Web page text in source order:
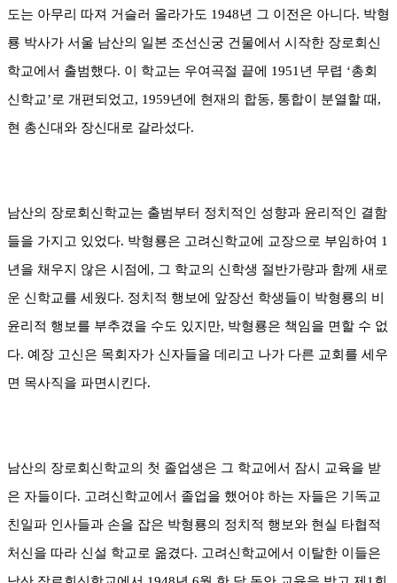
도는 아무리 따져 거슬러 올라가도 1948년 그 이전은 아니다. 박형
룡 박사가 서울 남산의 일본 조선신궁 건물에서 시작한 장로회신
학교에서 출범했다. 이 학교는 우여곡절 끝에 1951년 무렵 ‘총회
신학교’로 개편되었고, 1959년에 현재의 합동, 통합이 분열할 때 ,
현 총신대와 장신대로 갈라섰다.
남산의 장로회신학교는 출범부터 정치적인 성향과 윤리적인 결함
들을 가지고 있었다. 박형룡은 고려신학교에 교장으로 부임하여 1
년을 채우지 않은 시점에 , 그 학교의 신학생 절반가량과 함께 새로
운 신학교를 세웠다. 정치적 행보에 앞장선 학생들이 박형룡의 비
윤리적 행보를 부추겼을 수도 있지만, 박형룡은 책임을 면할 수 없
다. 예장 고신은 목회자가 신자들을 데리고 나가 다른 교회를 세우
면 목사직을 파면시킨다.
남산의 장로회신학교의 첫 졸업생은 그 학교에서 잠시 교육을 받
은 자들이다. 고려신학교에서 졸업을 했어야 하는 자들은 기독교
친일파 인사들과 손을 잡은 박형룡의 정치적 행보와 현실 타협적
처신을 따라 신설 학교로 옮겼다. 고려신학교에서 이탈한 이들은